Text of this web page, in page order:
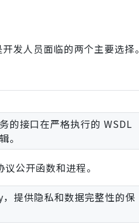
发人员面临的两个主要选择。
的接口在严格执行的 WSDL
。
公开函数和进程。
提供隐私和数据完整性的保